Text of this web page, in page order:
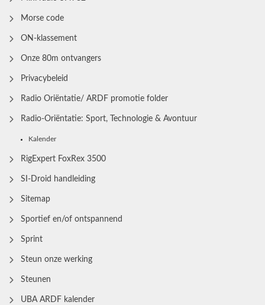
Morse code
ON-klassement
Onze 80m ontvangers
Privacybeleid
Radio Oriëntatie/ ARDF promotie folder
Radio‑Oriëntatie: Sport, Technologie & Avontuur
Kalender
RigExpert FoxRex 3500
SI-Droid handleiding
Sitemap
Sportief en/of ontspannend
Sprint
Steun onze werking
Steunen
UBA ARDF kalender